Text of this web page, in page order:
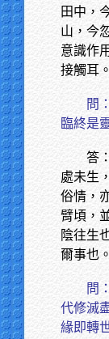
田中，
山，今
意識作
接觸耳
問
臨終是
答
處未生
俗情，
臂頃，
陰往生
爾事也
問
代修滅
緣即轉